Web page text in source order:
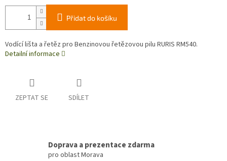
Přidat do košíku
Vodící lišta a řetěz pro Benzinovou řetězovou pilu RURIS RM540.
Detailní informace
ZEPTAT SE SDÍLET
Doprava a prezentace zdarma
pro oblast Morava